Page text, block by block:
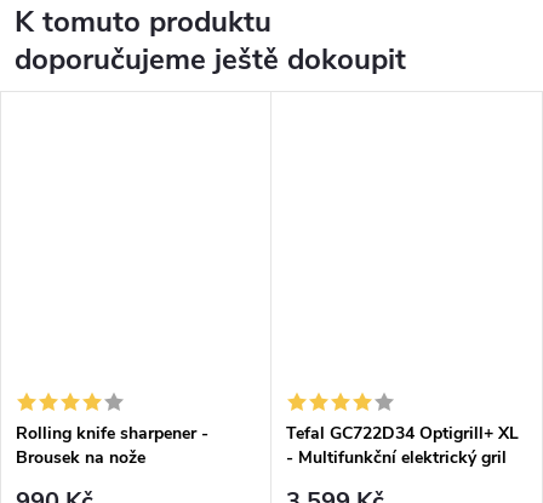
K tomuto produktu
doporučujeme ještě dokoupit
Rolling knife sharpener -
Brousek na nože
Tefal GC722D34 Optigrill+ XL
- Multifunkční elektrický gril